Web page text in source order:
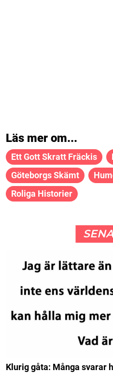
Läs mer om...
Ett Gott Skratt Fräckis
Göteborgs Skämt
Roliga Historier
Klurig gåta: Många svarar